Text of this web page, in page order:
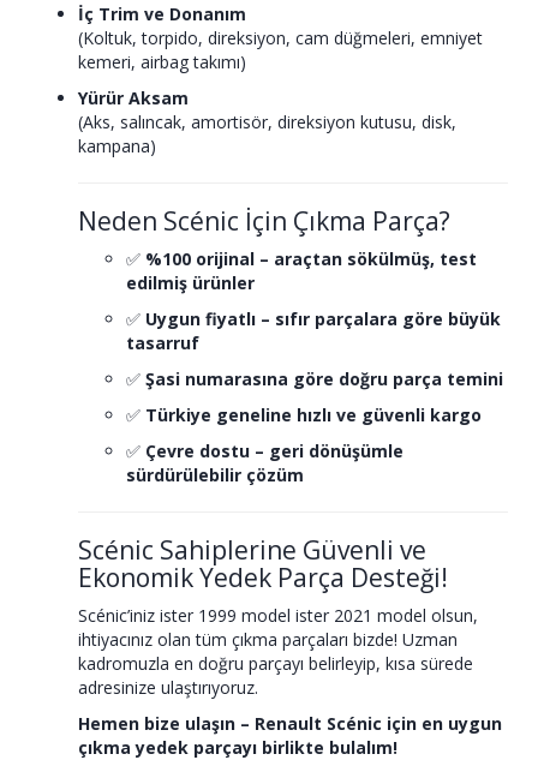
İç Trim ve Donanım
(Koltuk, torpido, direksiyon, cam düğmeleri, emniyet
kemeri, airbag takımı)
Yürür Aksam
(Aks, salıncak, amortisör, direksiyon kutusu, disk,
kampana)
Neden Scénic İçin Çıkma Parça?
✅ %100 orijinal – araçtan sökülmüş, test
edilmiş ürünler
✅ Uygun fiyatlı – sıfır parçalara göre büyük
tasarruf
✅ Şasi numarasına göre doğru parça temini
✅ Türkiye geneline hızlı ve güvenli kargo
✅ Çevre dostu – geri dönüşümle
sürdürülebilir çözüm
Scénic Sahiplerine Güvenli ve
Ekonomik Yedek Parça Desteği!
Scénic’iniz ister 1999 model ister 2021 model olsun,
ihtiyacınız olan tüm çıkma parçaları bizde! Uzman
kadromuzla en doğru parçayı belirleyip, kısa sürede
adresinize ulaştırıyoruz.
Hemen bize ulaşın – Renault Scénic için en uygun
çıkma yedek parçayı birlikte bulalım!